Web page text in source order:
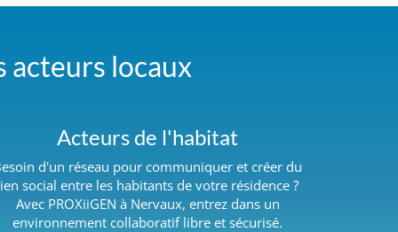
acteurs locaux
Acteurs de l'habitat
d'un réseau pour communiquer et créer du
social entre les habitants de votre résidence ?
Avec PROXiiGEN à Nervaux, entrez dans un
environnement collaboratif libre et sécurisé.